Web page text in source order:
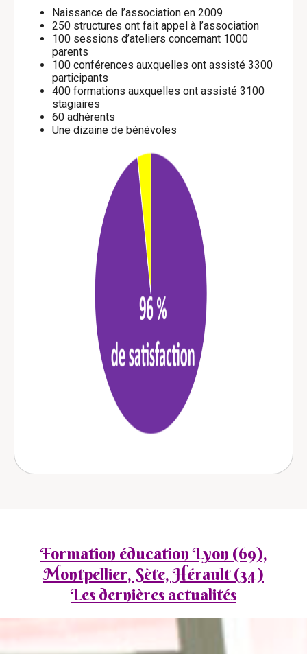
Naissance de l’association en 2009
250 structures ont fait appel à l’association
100 sessions d’ateliers concernant 1000
parents
100 conférences auxquelles ont assisté 3300
participants
400 formations auxquelles ont assisté 3100
stagiaires
60 adhérents
Une dizaine de bénévoles
Formation éducation Lyon (69),
Montpellier, Sète, Hérault (34)
Les dernières actualités